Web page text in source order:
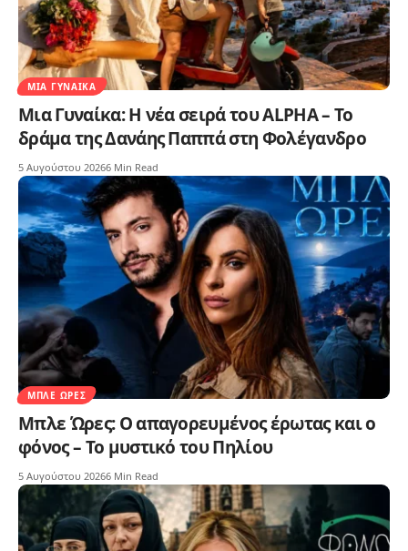
ΜΙΑ ΓΥΝΑΊΚΑ
Μια Γυναίκα: Η νέα σειρά του ALPHA – Το
δράμα της Δανάης Παππά στη Φολέγανδρο
5 Αυγούστου 20266 Min Read
ΜΠΛΕ ΏΡΕΣ
Μπλε Ώρες: Ο απαγορευμένος έρωτας και ο
φόνος – Το μυστικό του Πηλίου
5 Αυγούστου 20266 Min Read